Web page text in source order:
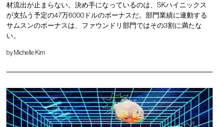
材流出が止まらない。決め手になっているのは、SKハイニックス
が支払う予定の47万6000ドルのボーナスだ。部門業績に連動する
サムスンのボーナスは、ファウンドリ部門ではその3割に満たな
い。
by Michelle Kim